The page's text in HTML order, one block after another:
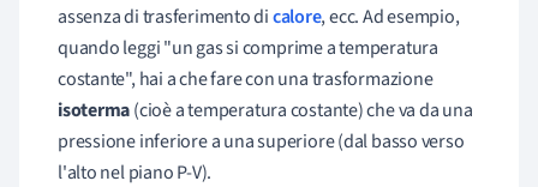
assenza di trasferimento dicalore, ecc. Ad esempio,
quando leggi "un gas si comprime a temperatura
costante", hai a che fare con una trasformazione
isoterma(cioè a temperatura costante) che va da una
pressione inferiore a una superiore (dal basso verso
l'alto nel piano P-V).